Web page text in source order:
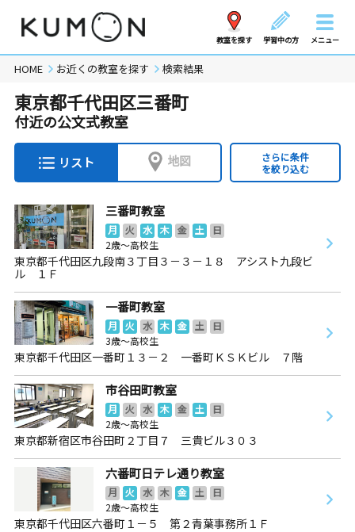
教室を探す 学習中の方 メニュー
HOME お近くの教室を探す 検索結果
東京都千代田区三番町
付近の公文式教室
リスト 地図
さらに条件
を絞り込む
三番町教室
月 火 水 木 金 土
日
2歳～高校生
東京都千代田区九段南３丁目３－３－１８ アシスト九段ビ
ル １Ｆ
一番町教室
月 火 水 木 金 土
日
3歳～高校生
東京都千代田区一番町１３－２ 一番町ＫＳＫビル ７階
市谷田町教室
月 火 水 木 金 土
日
2歳～高校生
東京都新宿区市谷田町２丁目７ 三貴ビル３０３
六番町日テレ通り教室
月 火 水 木 金 土
日
2歳～高校生
東京都千代田区六番町１－５ 第２青葉事務所１Ｆ